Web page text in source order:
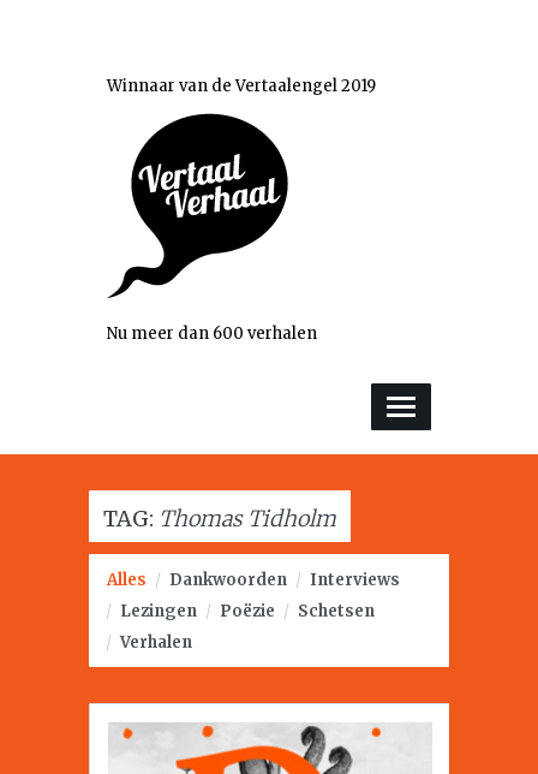
Winnaar van de Vertaalengel 2019
Nu meer dan 600 verhalen
TAG: Thomas Tidholm
Alles / Dankwoorden / Interviews
/ Lezingen / Poëzie / Schetsen
/ Verhalen